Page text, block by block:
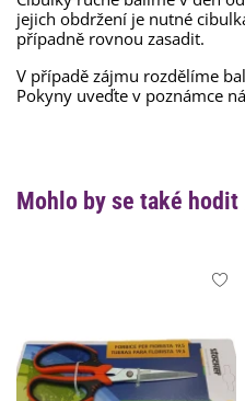
jejich obdržení je nutné
případně rovnou zasadit.
V případě zájmu rozdělíme
Pokyny uveďte v poznámce
Mohlo by se také hodit